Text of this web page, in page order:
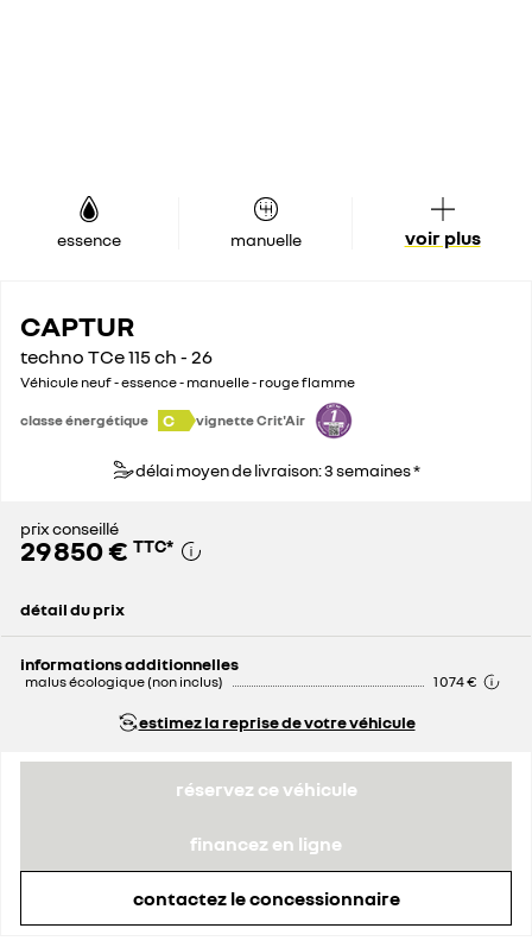
essence manuelle voir plus
CAPTUR
techno TCe 115 ch - 26
Véhicule neuf - essence - manuelle - rouge flamme
classe énergétique C vignette Crit'Air
délai moyen de livraison: 3 semaines *
prix conseillé
29 850 € TTC*
détail du prix
informations additionnelles
malus écologique (non inclus) 1 074 €
estimez la reprise de votre véhicule
réservez ce véhicule
financez en ligne
contactez le concessionnaire